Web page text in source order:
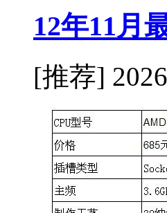
12年11月
[推荐]